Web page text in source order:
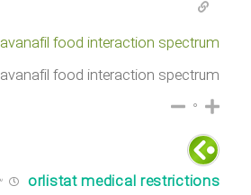
avanafil food interaction spectrum
avanafil food interaction spectrum
۰
orlistat medical restrictions